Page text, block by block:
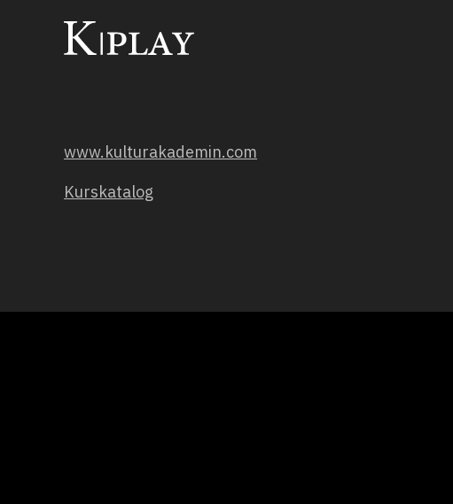
www.kulturakademin.com
Kurskatalog